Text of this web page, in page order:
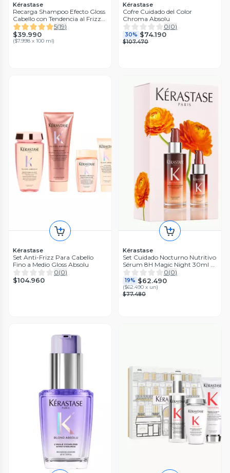
Kérastase
Recarga Shampoo Efecto Gloss
Cabello con Tendencia al Frizz
Gloss Absolu Bain Hydra-Glaze
500ml
5(19)
$39.990
($7.998 x 100 ml)
Kérastase
Cofre Cuidado del Color
Chroma Absolu
0(0)
30% $74.190
$107.470
Kérastase
Set Anti-Frizz Para Cabello
Fino a Medio Gloss Absolu
0(0)
$104.960
Kérastase
Set Cuidado Nocturno Nutritivo
Sérum 8H Magic Night 30ml +
90ml Nutritive0(0)
19% $62.490
($62.490 x un)
$77.480